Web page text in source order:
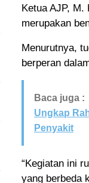
Ketua AJP,
merupakan
Menurutnya,
berperan
Baca juga :
Ungkap
Penyakit
“Kegiatan ini
yang berbeda